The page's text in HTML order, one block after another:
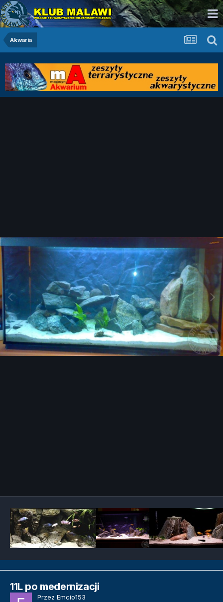
Akwaria
11L po medernizacji
Przez Emcio153